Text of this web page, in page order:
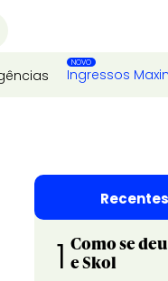
Ingressos
Recentes
1 Como se
e Skol